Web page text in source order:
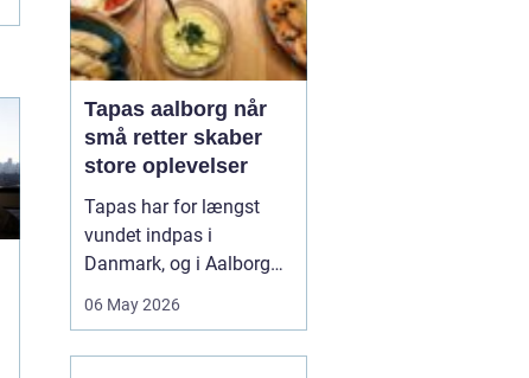
Tapas aalborg når
små retter skaber
store oplevelser
Tapas har for længst
vundet indpas i
Danmark, og i Aalborg
deres helt eget liv. Her
06 May 2026